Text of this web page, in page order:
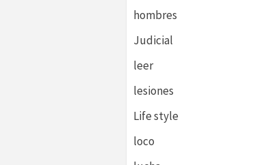
hombres
Judicial
leer
lesiones
Life style
loco